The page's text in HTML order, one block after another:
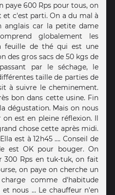
paye 600 Rps pour tous, on
c'est parti. On a du mal à
anglais car la petite dame
globalement les
feuille de thé qui est une
des gros sacs de 50 kgs de
par le séchage, le
taille de parties de
à suivre le cheminement.
bon dans cette usine. Fin
dégustation. Mais on nous
est en pleine réflexion. Il
chose cette après midi.
est à 12h45 …. Conseil de
est OK pour bouger. On
300 Rps en tuk-tuk, on fait
on paye on cherche un
comme d'habitude
nous … Le chauffeur n'en